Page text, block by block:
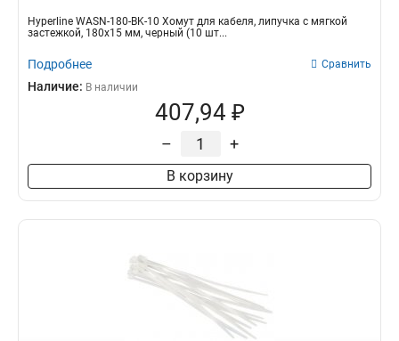
Hyperline WASN-180-BK-10 Хомут для кабеля, липучка с мягкой
застежкой, 180x15 мм, черный (10 шт...
Подробнее Сравнить
Наличие: В наличии
407,94 ₽
– +
В корзину